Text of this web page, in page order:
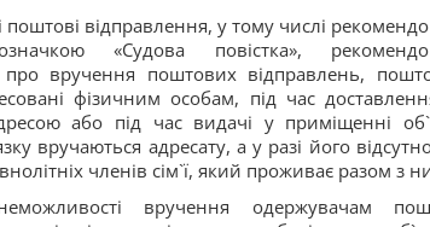
відправлення, у тому числі
«Судова повістка»,
про вручення поштових відправлень,
фізичним особам, під час
або під час видачі у приміщенні
вручаються адресату, а у разі його
членів сім`ї, який проживає разом з
вручення одержувачам